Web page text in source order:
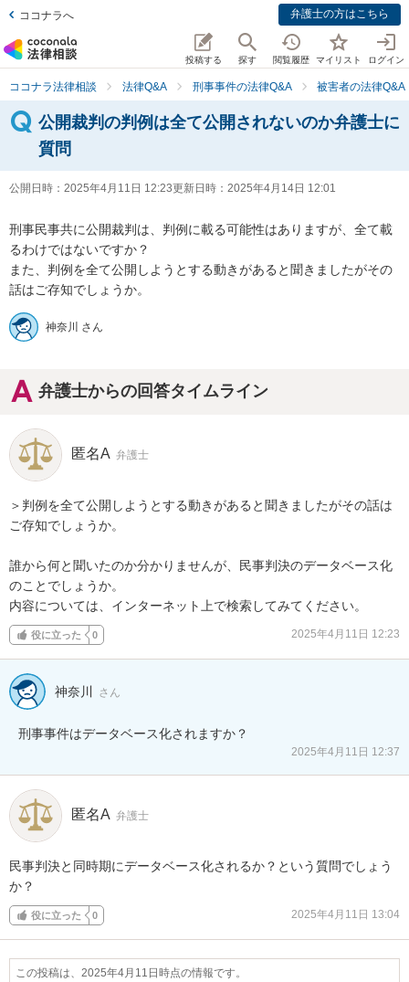
ココナラへ 弁護士の方はこちら
投稿する 探す 閲覧履歴 マイリスト ログイン
ココナラ法律相談 法律Q&A 刑事事件の法律Q&A 被害者の法律Q&A
公開裁判の判例は全て公開されないのか弁護士に
質問
公開日時： 2025年4月11日 12:23更新日時： 2025年4月14日 12:01
刑事民事共に公開裁判は、判例に載る可能性はありますが、全て載
るわけではないですか？
また、判例を全て公開しようとする動きがあると聞きましたがその
話はご存知でしょうか。
神奈川 さん
弁護士からの回答タイムライン
匿名A 弁護士
＞判例を全て公開しようとする動きがあると聞きましたがその話は
ご存知でしょうか。
誰から何と聞いたのか分かりませんが、民事判決のデータベース化
のことでしょうか。
内容については、インターネット上で検索してみてください。
役に立った 0 2025年4月11日 12:23
神奈川 さん
刑事事件はデータベース化されますか？
2025年4月11日 12:37
匿名A 弁護士
民事判決と同時期にデータベース化されるか？という質問でしょう
か？
役に立った 0 2025年4月11日 13:04
この投稿は、2025年4月11日時点の情報です。